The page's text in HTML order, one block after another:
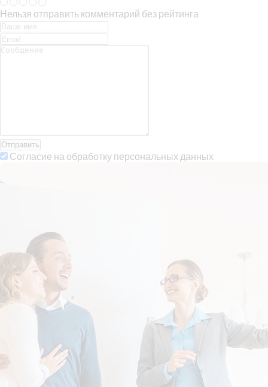
Нельзя отправить комментарий без рейтинга
Отправить
Согласие на обработку персональных данных